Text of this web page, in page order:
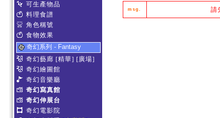
可生產物品
料理食譜
角色稱號
食物效果
奇幻系列 - Fantasy
奇幻藝廊 [精華] [廣場]
奇幻繪圖館
奇幻音樂廳
奇幻寫真館
奇幻伸展台
奇幻電影院
msg. 請